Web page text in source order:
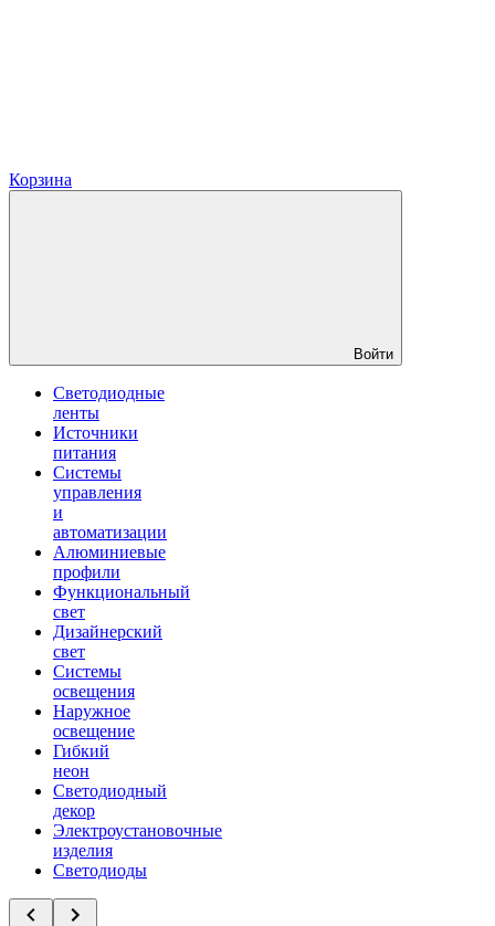
Корзина
Войти
Светодиодные
ленты
Источники
питания
Системы
управления
и
автоматизации
Алюминиевые
профили
Функциональный
свет
Дизайнерский
свет
Системы
освещения
Наружное
освещение
Гибкий
неон
Светодиодный
декор
Электроустановочные
изделия
Светодиоды